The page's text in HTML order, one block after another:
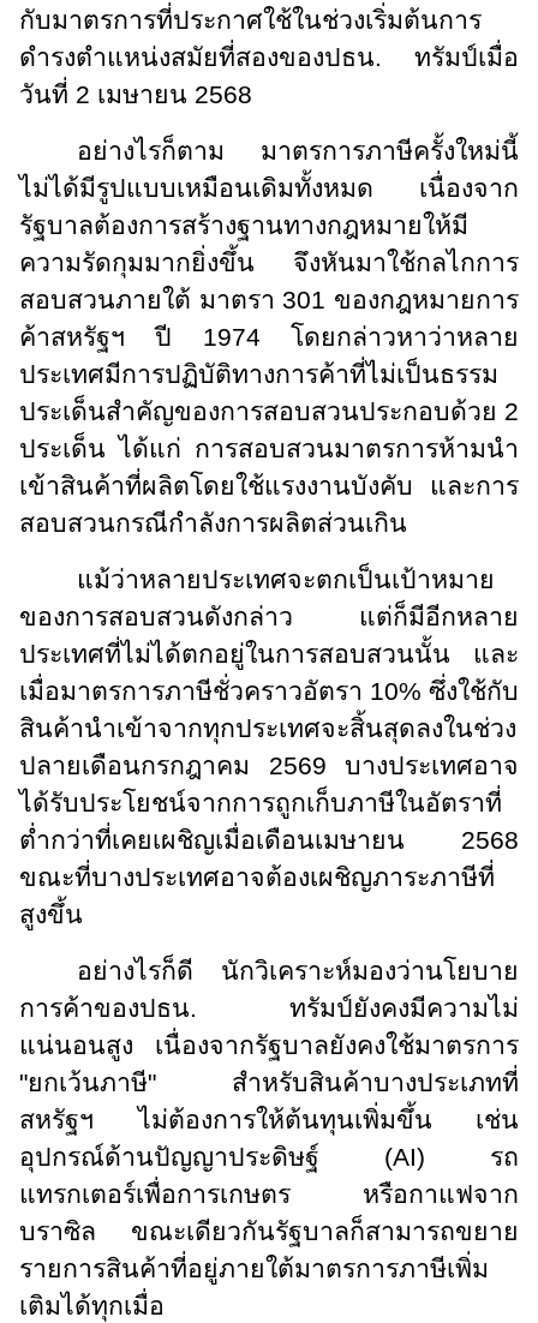
กับมาตรการที่ประกาศใช้ในช่วงเริ่มต้นการ
ดำรงตำแหน่งสมัยที่สองของปธน. ทรัมป์เมื่อ
วันที่ 2 เมษายน 2568
อย่างไรก็ตาม มาตรการภาษีครั้งใหม่นี้
ไม่ได้มีรูปแบบเหมือนเดิมทั้งหมด เนื่องจาก
รัฐบาลต้องการสร้างฐานทางกฎหมายให้มี
ความรัดกุมมากยิ่งขึ้น จึงหันมาใช้กลไกการ
สอบสวนภายใต้ มาตรา 301 ของกฎหมายการ
ค้าสหรัฐฯ ปี 1974 โดยกล่าวหาว่าหลาย
ประเทศมีการปฏิบัติทางการค้าที่ไม่เป็นธรรม
ประเด็นสำคัญของการสอบสวนประกอบด้วย 2
ประเด็น ได้แก่ การสอบสวนมาตรการห้ามนำ
เข้าสินค้าที่ผลิตโดยใช้แรงงานบังคับ และการ
สอบสวนกรณีกำลังการผลิตส่วนเกิน
แม้ว่าหลายประเทศจะตกเป็นเป้าหมาย
ของการสอบสวนดังกล่าว แต่ก็มีอีกหลาย
ประเทศที่ไม่ได้ตกอยู่ในการสอบสวนนั้น และ
เมื่อมาตรการภาษีชั่วคราวอัตรา 10% ซึ่งใช้กับ
สินค้านำเข้าจากทุกประเทศจะสิ้นสุดลงในช่วง
ปลายเดือนกรกฎาคม 2569 บางประเทศอาจ
ได้รับประโยชน์จากการถูกเก็บภาษีในอัตราที่
ต่ำกว่าที่เคยเผชิญเมื่อเดือนเมษายน 2568
ขณะที่บางประเทศอาจต้องเผชิญภาระภาษีที่
สูงขึ้น
อย่างไรก็ดี นักวิเคราะห์มองว่านโยบาย
การค้าของปธน. ทรัมป์ยังคงมีความไม่
แน่นอนสูง เนื่องจากรัฐบาลยังคงใช้มาตรการ
"ยกเว้นภาษี" สำหรับสินค้าบางประเภทที่
สหรัฐฯ ไม่ต้องการให้ต้นทุนเพิ่มขึ้น เช่น
อุปกรณ์ด้านปัญญาประดิษฐ์ (AI) รถ
แทรกเตอร์เพื่อการเกษตร หรือกาแฟจาก
บราซิล ขณะเดียวกันรัฐบาลก็สามารถขยาย
รายการสินค้าที่อยู่ภายใต้มาตรการภาษีเพิ่ม
เติมได้ทุกเมื่อ